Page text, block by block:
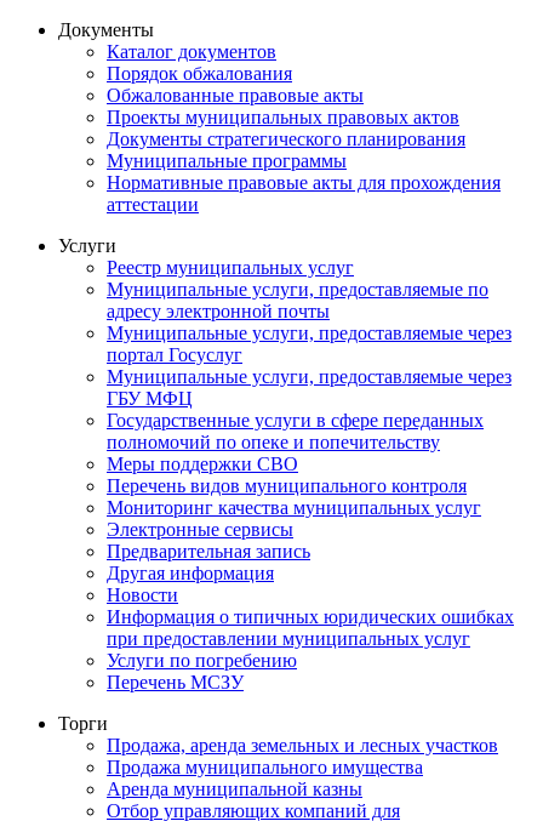
Документы
Каталог документов
Порядок обжалования
Обжалованные правовые акты
Проекты муниципальных правовых актов
Документы стратегического планирования
Муниципальные программы
Нормативные правовые акты для прохождения
аттестации
Услуги
Реестр муниципальных услуг
Муниципальные услуги, предоставляемые по
адресу электронной почты
Муниципальные услуги, предоставляемые через
портал Госуслуг
Муниципальные услуги, предоставляемые через
ГБУ МФЦ
Государственные услуги в сфере переданных
полномочий по опеке и попечительству
Меры поддержки СВО
Перечень видов муниципального контроля
Мониторинг качества муниципальных услуг
Электронные сервисы
Предварительная запись
Другая информация
Новости
Информация о типичных юридических ошибках
при предоставлении муниципальных услуг
Услуги по погребению
Перечень МСЗУ
Торги
Продажа, аренда земельных и лесных участков
Продажа муниципального имущества
Аренда муниципальной казны
Отбор управляющих компаний для